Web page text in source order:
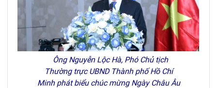
Ông Nguyễn Lộc Hà, Phó Chủ tịch
Thường trực UBND Thành phố Hồ Chí
Minh phát biểu chúc mừng Ngày Châu Âu